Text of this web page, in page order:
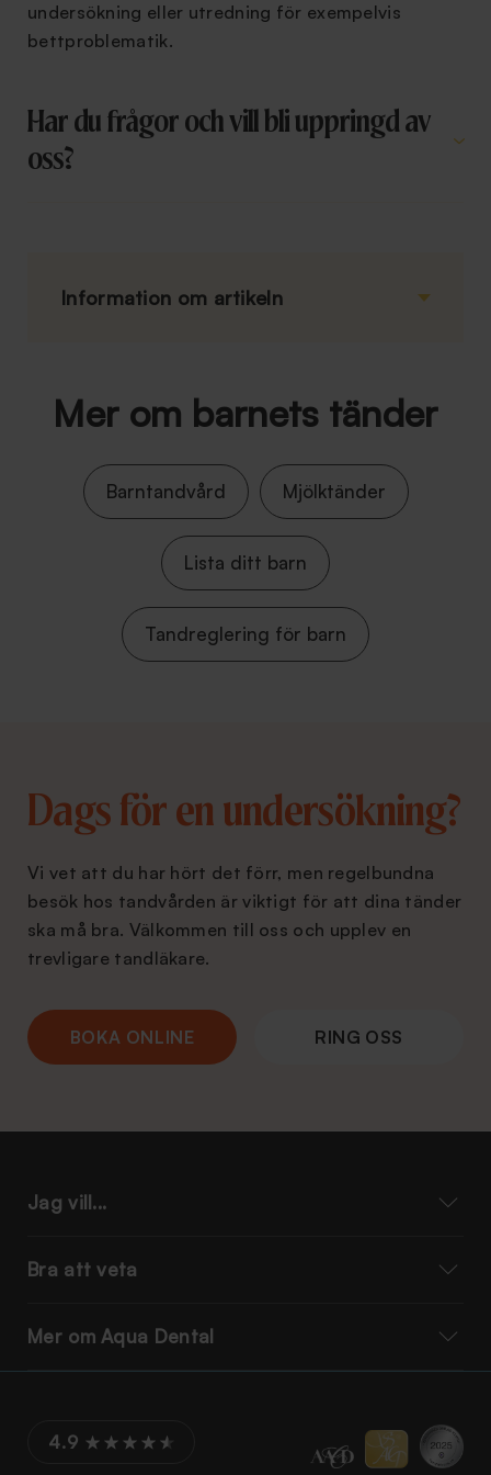
undersökning eller utredning för exempelvis
bettproblematik.
Har du frågor och vill bli uppringd av
oss?
Information om artikeln
Mer om barnets tänder
Barntandvård Mjölktänder
Lista ditt barn
Tandreglering för barn
Dags för en undersökning?
Vi vet att du har hört det förr, men regelbundna
besök hos tandvården är viktigt för att dina tänder
ska må bra. Välkommen till oss och upplev en
trevligare tandläkare.
BOKA ONLINE RING OSS
Jag vill...
Bra att veta
Mer om Aqua Dental
4.9